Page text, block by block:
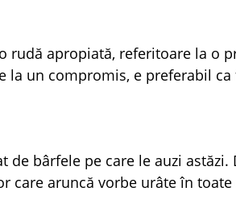
rudă apropiată, referitoare la o
la un compromis, e preferabil
de bârfele pe care le auzi
care aruncă vorbe urâte în